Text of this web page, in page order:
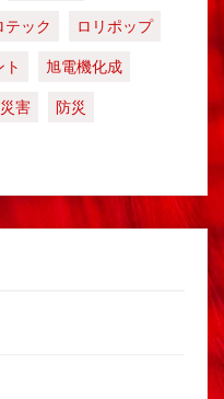
テック
ロリポップ
旭電機化成
災害
防災